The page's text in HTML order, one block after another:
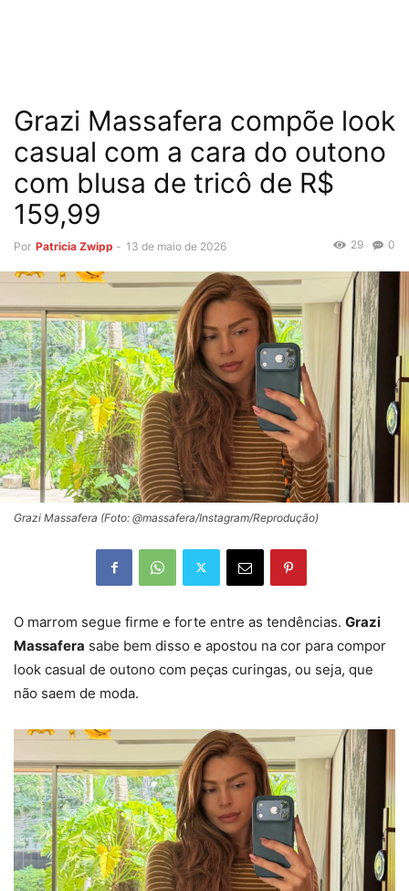
Grazi Massafera compõe look
casual com a cara do outono
com blusa de tricô de R$
159,99
Por Patricia Zwipp - 13 de maio de 2026 0
29
Grazi Massafera (Foto: @massafera/Instagram/Reprodução)
O marrom segue firme e forte entre as tendências. Grazi
Massafera sabe bem disso e apostou na cor para compor
look casual de outono com peças curingas, ou seja, que
não saem de moda.